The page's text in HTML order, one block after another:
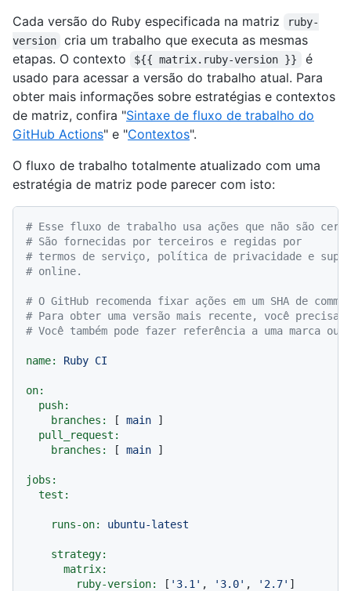
Cada versão do Ruby especificada na matriz
ruby-
version
cria um trabalho que executa as mesmas
etapas. O contexto
${{ matrix.ruby-version }}
é
usado para acessar a versão do trabalho atual. Para
obter mais informações sobre estratégias e contextos
de matriz, confira "Sintaxe de fluxo de trabalho do
GitHub Actions" e "Contextos".
O fluxo de trabalho totalmente atualizado com uma
estratégia de matriz pode parecer com isto:
# Esse fluxo de trabalho usa ações que não são
# São fornecidas por terceiros e regidas por
# termos de serviço, política de privacidade e
# online.
# O GitHub recomenda fixar ações em um SHA de
# Para obter uma versão mais recente, você
# Você também pode fazer referência a uma marca
name: Ruby CI
on:
push:
branches:
[ main ]
pull_request:
branches:
[ main ]
jobs:
test:
runs-on: ubuntu-latest
strategy:
matrix:
ruby-version:
[ '3.1' , '3.0' , '2.7' ]